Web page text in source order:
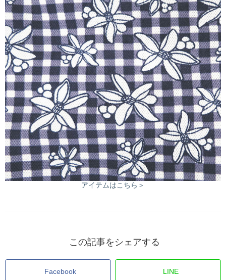
アイテムはこちら＞
この記事をシェアする
Facebook LINE